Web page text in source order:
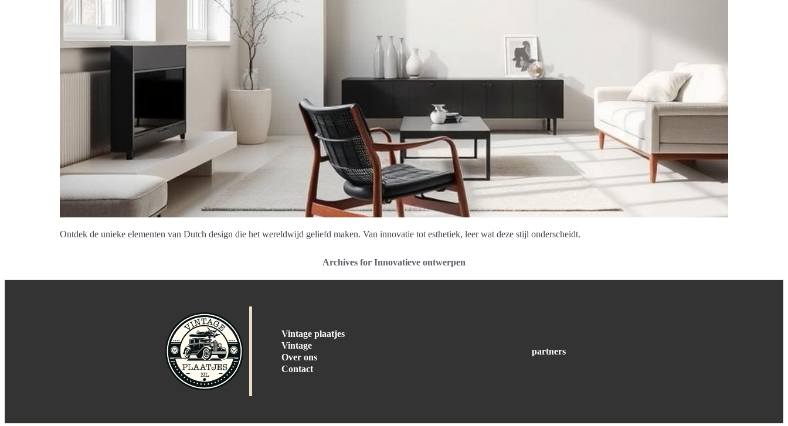
Ontdek de unieke elementen van Dutch design die het wereldwijd geliefd maken. Van innovatie tot esthetiek, leer wat deze stijl onderscheidt.
Archives for Innovatieve ontwerpen
Vintage plaatjes
Vintage
Over ons
Contact
partners